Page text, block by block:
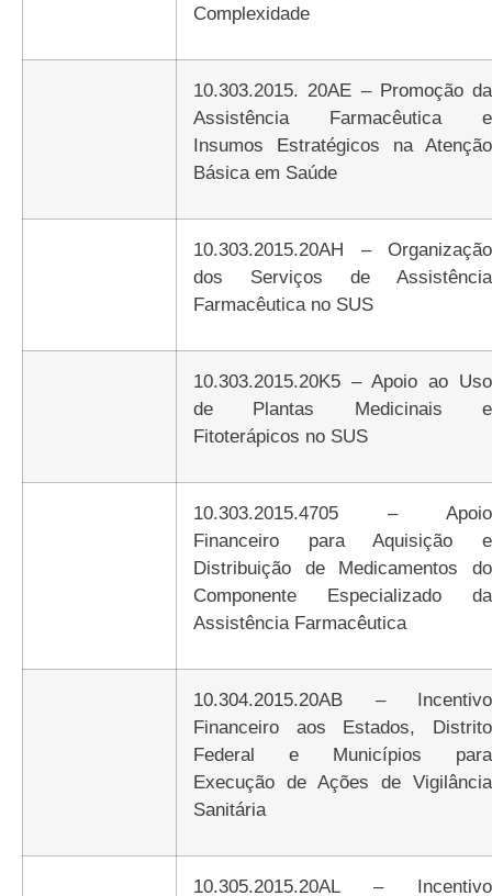
Complexidade
10.303.2015. 20AE – Promoção da
Assistência Farmacêutica e
Insumos Estratégicos na Atenção
Básica em Saúde
10.303.2015.20AH – Organização
dos Serviços de Assistência
Farmacêutica no SUS
10.303.2015.20K5 – Apoio ao Uso
de Plantas Medicinais e
Fitoterápicos no SUS
10.303.2015.4705 – Apoio
Financeiro para Aquisição e
Distribuição de Medicamentos do
Componente Especializado da
Assistência Farmacêutica
10.304.2015.20AB – Incentivo
Financeiro aos Estados, Distrito
Federal e Municípios para
Execução de Ações de Vigilância
Sanitária
10.305.2015.20AL – Incentivo